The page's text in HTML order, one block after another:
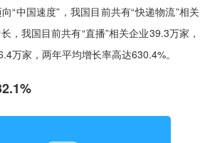
“中国速度”，我国目前共有“快递物流”相关
我国目前共有“直播”相关企业39.3万家，
万家，两年平均增长率高达630.4%。